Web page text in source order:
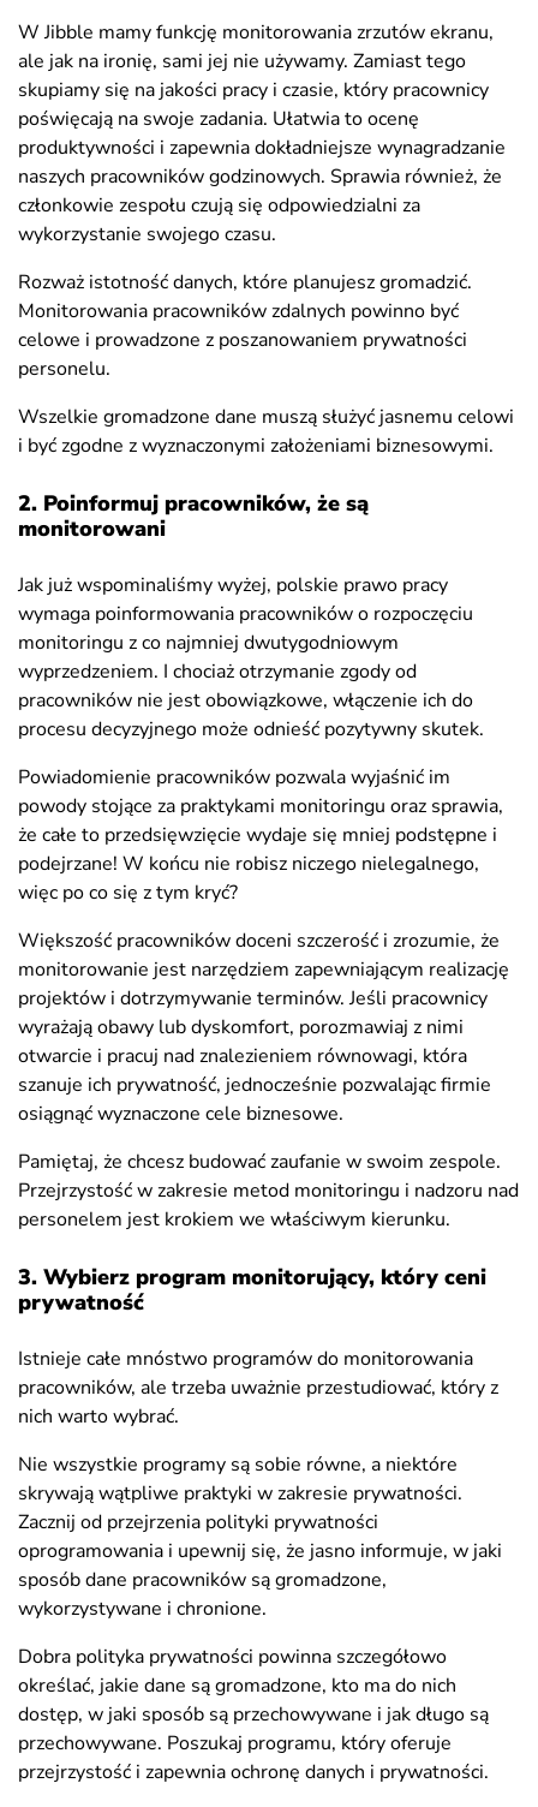
W Jibble mamy funkcję monitorowania zrzutów ekranu,
ale jak na ironię, sami jej nie używamy. Zamiast tego
skupiamy się na jakości pracy i czasie, który pracownicy
poświęcają na swoje zadania. Ułatwia to ocenę
produktywności i zapewnia dokładniejsze wynagradzanie
naszych pracowników godzinowych. Sprawia również, że
członkowie zespołu czują się odpowiedzialni za
wykorzystanie swojego czasu.
Rozważ istotność danych, które planujesz gromadzić.
Monitorowania pracowników zdalnych powinno być
celowe i prowadzone z poszanowaniem prywatności
personelu.
Wszelkie gromadzone dane muszą służyć jasnemu celowi
i być zgodne z wyznaczonymi założeniami biznesowymi.
2. Poinformuj pracowników, że są
monitorowani
Jak już wspominaliśmy wyżej, polskie prawo pracy
wymaga poinformowania pracowników o rozpoczęciu
monitoringu z co najmniej dwutygodniowym
wyprzedzeniem. I chociaż otrzymanie zgody od
pracowników nie jest obowiązkowe, włączenie ich do
procesu decyzyjnego może odnieść pozytywny skutek.
Powiadomienie pracowników pozwala wyjaśnić im
powody stojące za praktykami monitoringu oraz sprawia,
że całe to przedsięwzięcie wydaje się mniej podstępne i
podejrzane! W końcu nie robisz niczego nielegalnego,
więc po co się z tym kryć?
Większość pracowników doceni szczerość i zrozumie, że
monitorowanie jest narzędziem zapewniającym realizację
projektów i dotrzymywanie terminów. Jeśli pracownicy
wyrażają obawy lub dyskomfort, porozmawiaj z nimi
otwarcie i pracuj nad znalezieniem równowagi, która
szanuje ich prywatność, jednocześnie pozwalając firmie
osiągnąć wyznaczone cele biznesowe.
Pamiętaj, że chcesz budować zaufanie w swoim zespole.
Przejrzystość w zakresie metod monitoringu i nadzoru nad
personelem jest krokiem we właściwym kierunku.
3. Wybierz program monitorujący, który ceni
prywatność
Istnieje całe mnóstwo programów do monitorowania
pracowników, ale trzeba uważnie przestudiować, który z
nich warto wybrać.
Nie wszystkie programy są sobie równe, a niektóre
skrywają wątpliwe praktyki w zakresie prywatności.
Zacznij od przejrzenia polityki prywatności
oprogramowania i upewnij się, że jasno informuje, w jaki
sposób dane pracowników są gromadzone,
wykorzystywane i chronione.
Dobra polityka prywatności powinna szczegółowo
określać, jakie dane są gromadzone, kto ma do nich
dostęp, w jaki sposób są przechowywane i jak długo są
przechowywane. Poszukaj programu, który oferuje
przejrzystość i zapewnia ochronę danych i prywatności.